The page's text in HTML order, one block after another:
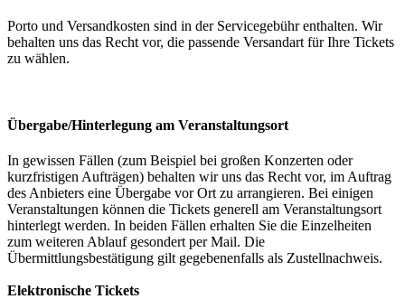
Porto und Versandkosten sind in der Servicegebühr enthalten. Wir
behalten uns das Recht vor, die passende Versandart für Ihre Tickets
zu wählen.
Übergabe/Hinterlegung am Veranstaltungsort
In gewissen Fällen (zum Beispiel bei großen Konzerten oder
kurzfristigen Aufträgen) behalten wir uns das Recht vor, im Auftrag
des Anbieters eine Übergabe vor Ort zu arrangieren. Bei einigen
Veranstaltungen können die Tickets generell am Veranstaltungsort
hinterlegt werden. In beiden Fällen erhalten Sie die Einzelheiten
zum weiteren Ablauf gesondert per Mail. Die
Übermittlungsbestätigung gilt gegebenenfalls als Zustellnachweis.
Elektronische Tickets